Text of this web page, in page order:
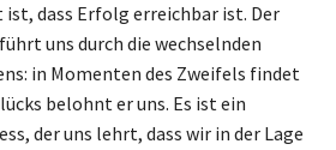
dass Erfolg erreichbar ist. Der
uns durch die wechselnden
in Momenten des Zweifels findet
belohnt er uns. Es ist ein
der uns lehrt, dass wir in der Lage